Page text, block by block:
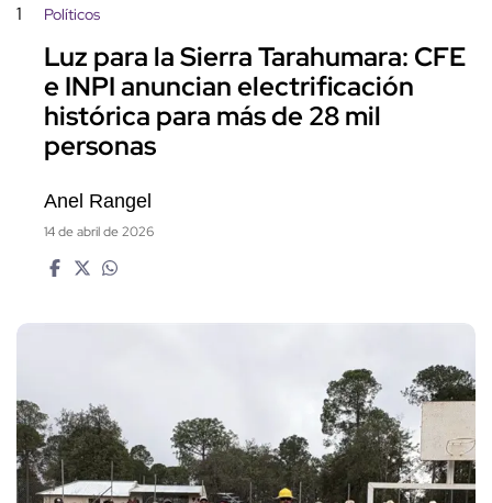
1 Políticos
Luz para la Sierra Tarahumara: CFE
e INPI anuncian electrificación
histórica para más de 28 mil
personas
Anel Rangel
14 de abril de 2026